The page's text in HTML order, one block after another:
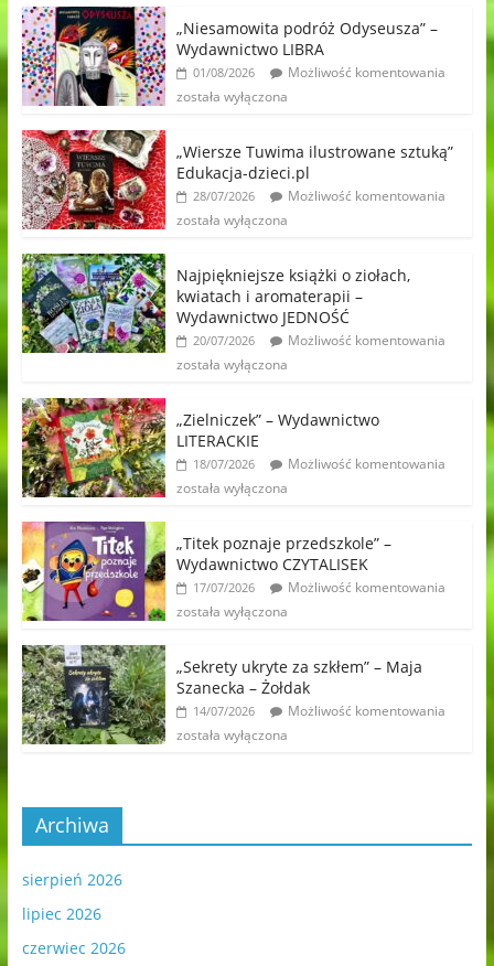
„Niesamowita podróż Odyseusza” –
Wydawnictwo LIBRA
01/08/2026
Możliwość komentowania
została wyłączona
„Wiersze Tuwima ilustrowane sztuką”
Edukacja-dzieci.pl
28/07/2026
Możliwość komentowania
została wyłączona
Najpiękniejsze książki o ziołach,
kwiatach i aromaterapii –
Wydawnictwo JEDNOŚĆ
20/07/2026
Możliwość komentowania
została wyłączona
„Zielniczek” – Wydawnictwo
LITERACKIE
18/07/2026
Możliwość komentowania
została wyłączona
„Titek poznaje przedszkole” –
Wydawnictwo CZYTALISEK
17/07/2026
Możliwość komentowania
została wyłączona
„Sekrety ukryte za szkłem” – Maja
Szanecka – Żołdak
14/07/2026
Możliwość komentowania
została wyłączona
Archiwa
sierpień 2026
lipiec 2026
czerwiec 2026